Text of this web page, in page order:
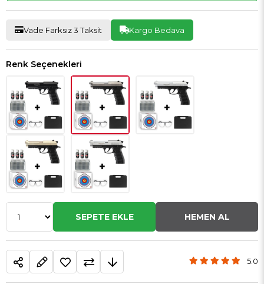
Vade Farksız 3 Taksit Kargo Bedava
Renk Seçenekleri
5.0